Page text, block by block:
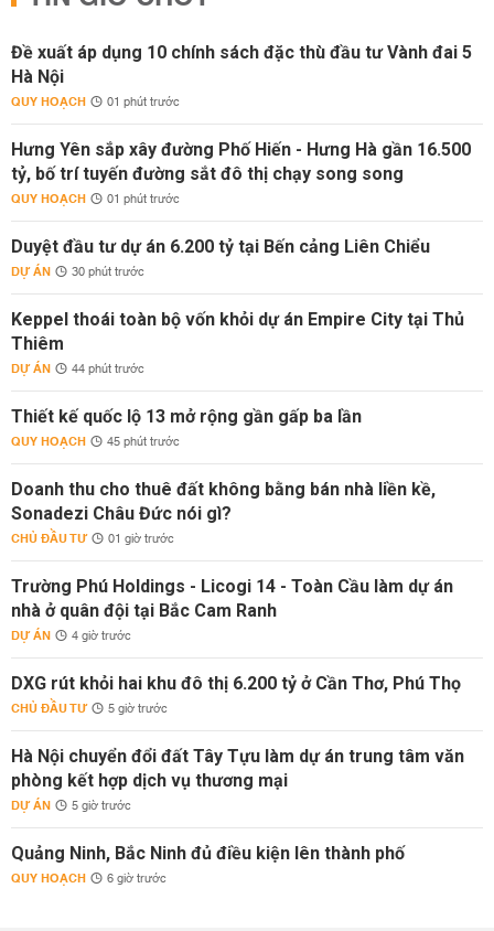
Đề xuất áp dụng 10 chính sách đặc thù đầu tư Vành đai 5
Hà Nội
QUY HOẠCH 01 phút trước
Hưng Yên sắp xây đường Phố Hiến - Hưng Hà gần 16.500
tỷ, bố trí tuyến đường sắt đô thị chạy song song
QUY HOẠCH 01 phút trước
Duyệt đầu tư dự án 6.200 tỷ tại Bến cảng Liên Chiểu
DỰ ÁN 30 phút trước
Keppel thoái toàn bộ vốn khỏi dự án Empire City tại Thủ
Thiêm
DỰ ÁN 44 phút trước
Thiết kế quốc lộ 13 mở rộng gần gấp ba lần
QUY HOẠCH 45 phút trước
Doanh thu cho thuê đất không bằng bán nhà liền kề,
Sonadezi Châu Đức nói gì?
CHỦ ĐẦU TƯ 01 giờ trước
Trường Phú Holdings - Licogi 14 - Toàn Cầu làm dự án
nhà ở quân đội tại Bắc Cam Ranh
DỰ ÁN 4 giờ trước
DXG rút khỏi hai khu đô thị 6.200 tỷ ở Cần Thơ, Phú Thọ
CHỦ ĐẦU TƯ 5 giờ trước
Hà Nội chuyển đổi đất Tây Tựu làm dự án trung tâm văn
phòng kết hợp dịch vụ thương mại
DỰ ÁN 5 giờ trước
Quảng Ninh, Bắc Ninh đủ điều kiện lên thành phố
QUY HOẠCH 6 giờ trước